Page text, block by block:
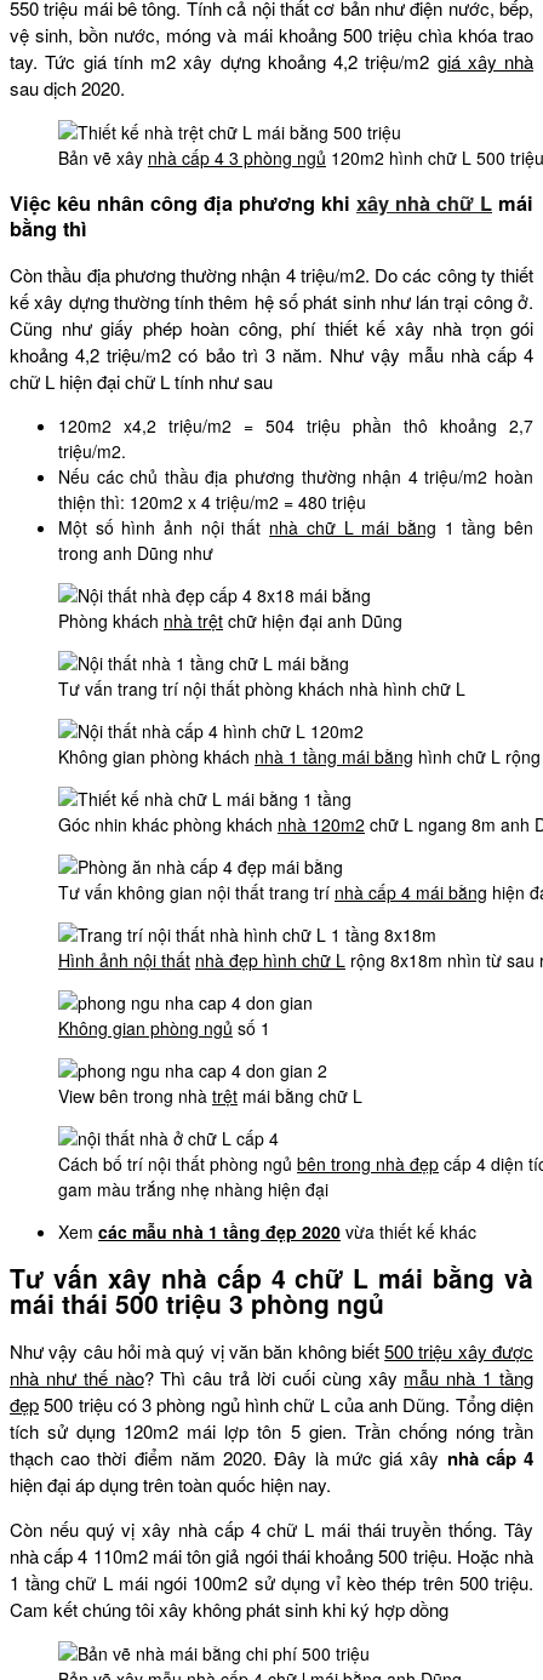
550 triệu mái bê tông. Tính cả nội thất cơ bản như điện nước, bếp,
vệ sinh, bồn nước, móng và mái khoảng 500 triệu chìa khóa trao
tay. Tức giá tính m2 xây dựng khoảng 4,2 triệu/m2 giá xây nhà
sau dịch 2020.
Bản vẽ xây nhà cấp 4 3 phòng ngủ 120m2 hình chữ L 500 triệu
Việc kêu nhân công địa phương khi xây nhà chữ L mái
bằng thì
Còn thầu địa phương thường nhận 4 triệu/m2. Do các công ty thiết
kế xây dựng thường tính thêm hệ số phát sinh như lán trại công ở.
Cũng như giấy phép hoàn công, phí thiết kế xây nhà trọn gói
khoảng 4,2 triệu/m2 có bảo trì 3 năm. Như vậy mẫu nhà cấp 4
chữ L hiện đại chữ L tính như sau
120m2 x4,2 triệu/m2 = 504 triệu phần thô khoảng 2,7
triệu/m2.
Nếu các chủ thầu địa phương thường nhận 4 triệu/m2 hoàn
thiện thì: 120m2 x 4 triệu/m2 = 480 triệu
Một số hình ảnh nội thất nhà chữ L mái bằng 1 tầng bên
trong anh Dũng như
Phòng khách nhà trệt chữ hiện đại anh Dũng
Tư vấn trang trí nội thất phòng khách nhà hình chữ L
Không gian phòng khách nhà 1 tầng mái bằng hình chữ L
Góc nhin khác phòng khách nhà 120m2 chữ L ngang 8m anh
Tư vấn không gian nội thất trang trí nhà cấp 4 mái bằng hiện
Hình ảnh nội thất nhà đẹp hình chữ L rộng 8x18m nhìn từ sau
Không gian phòng ngủ số 1
View bên trong nhà trệt mái bằng chữ L
Cách bố trí nội thất phòng ngủ bên trong nhà đẹp cấp 4 diện
gam màu trắng nhẹ nhàng hiện đại
Xem các mẫu nhà 1 tầng đẹp 2020 vừa thiết kế khác
Tư vấn xây nhà cấp 4 chữ L mái bằng và
mái thái 500 triệu 3 phòng ngủ
Như vậy câu hỏi mà quý vị văn băn không biết500 triệu xây được
nhà như thế nào? Thì câu trả lời cuối cùng xây mẫu nhà 1 tầng
đẹp500 triệu có 3 phòng ngủ hình chữ L của anh Dũng. Tổng diện
tích sử dụng 120m2 mái lợp tôn 5 gien. Trần chống nóng trần
thạch cao thời điểm năm 2020. Đây là mức giá xây nhà cấp 4
hiện đại áp dụng trên toàn quốc hiện nay.
Còn nếu quý vị xây nhà cấp 4 chữ L mái thái truyền thống. Tây
nhà cấp 4 110m2 mái tôn giả ngói thái khoảng 500 triệu. Hoặc nhà
1 tầng chữ L mái ngói 100m2 sử dụng vỉ kèo thép trên 500 triệu.
Cam kết chúng tôi xây không phát sinh khi ký hợp dồng